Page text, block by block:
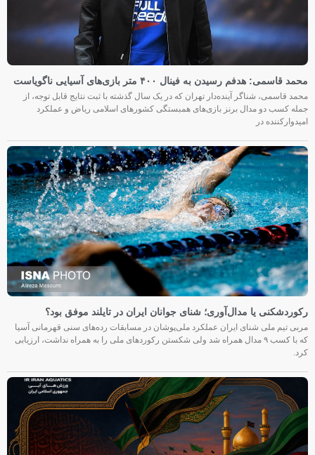
محمد قاسمی: هدفم رسیدن به فینال ۴۰۰ متر بازی‌های آسیایی ناگویاست
محمد قاسمی، شناگر آینده‌دار تهران که در یک سال گذشته با ثبت نتایج قابل توجه، از
جمله کسب دو مدال برنز بازی‌های همبستگی کشورهای اسلامی ریاض و عملکرد
امیدوارکننده در
رکوردشکنی یا مدال‌آوری؛ شنای جوانان ایران در تایلند موفق بود؟
مربی تیم ملی شنای ایران عملکرد ملی‌پوشان در مسابقات رده‌های سنی قهرمانی آسیا
که با کسب ۹ مدال همراه شد ولی شکستن رکوردهای ملی را به همراه نداشت، ارزیابی
کرد.